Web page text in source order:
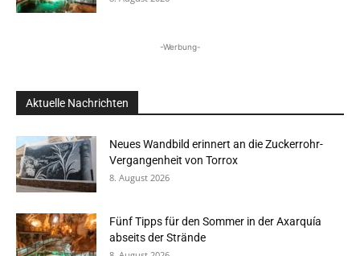
-Werbung-
Aktuelle Nachrichten
Neues Wandbild erinnert an die Zuckerrohr-
Vergangenheit von Torrox
8. August 2026
Fünf Tipps für den Sommer in der Axarquía
abseits der Strände